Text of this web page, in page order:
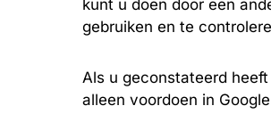
kunt u doen door een
gebruiken en te
Als u geconstateerd
alleen voordoen in